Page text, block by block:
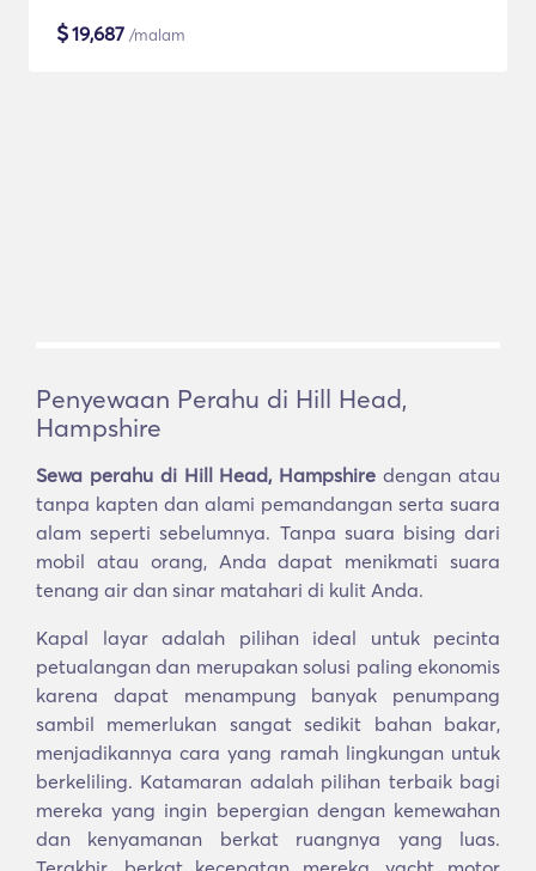
$19,687 /malam
Penyewaan Perahu di Hill Head,
Hampshire
Sewa perahu di Hill Head, Hampshire dengan atau
tanpa kapten dan alami pemandangan serta suara
alam seperti sebelumnya. Tanpa suara bising dari
mobil atau orang, Anda dapat menikmati suara
tenang air dan sinar matahari di kulit Anda.
Kapal layar adalah pilihan ideal untuk pecinta
petualangan dan merupakan solusi paling ekonomis
karena dapat menampung banyak penumpang
sambil memerlukan sangat sedikit bahan bakar,
menjadikannya cara yang ramah lingkungan untuk
berkeliling. Katamaran adalah pilihan terbaik bagi
mereka yang ingin bepergian dengan kemewahan
dan kenyamanan berkat ruangnya yang luas.